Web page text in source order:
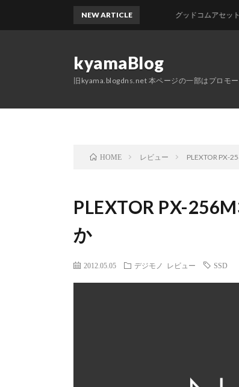
kyamaBlog
旧kyama.blogdns.net 本ページの一部はプロモ
NEW ARTICLE グッドコムアセットの
HOME レビュー PLEXTOR PX-
PLEXTOR PX-
か
2012.05.05 デジモノ レビュー SSD